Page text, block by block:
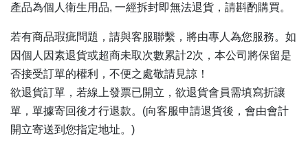
產品為個人衛生用品, 一經拆封即無法退貨，請斟酌購買。
若有商品瑕疵問題，請與客服聯繫，將由專人為您服務。如
因個人因素退貨或超商未取次數累計2次，本公司將保留是
否接受訂單的權利，不便之處敬請見諒！
欲退貨訂單，若線上發票已開立，欲退貨會員需填寫折讓
單，單據寄回後才行退款。(向客服申請退貨後，會由會計
開立寄送到您指定地址。)